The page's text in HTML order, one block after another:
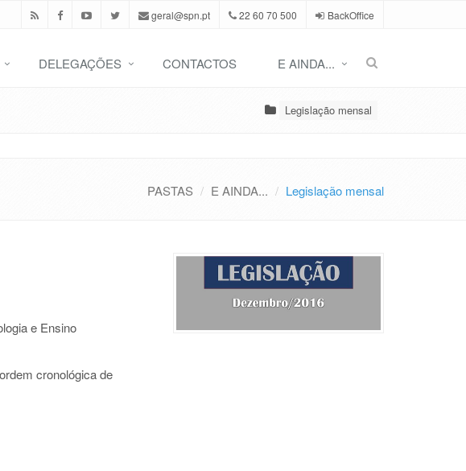
geral@spn.pt 22 60 70 500 BackOffice
DELEGAÇÕES CONTACTOS E AINDA...
Legislação mensal
PASTAS E AINDA... Legislação mensal
e Ensino
cronológica de